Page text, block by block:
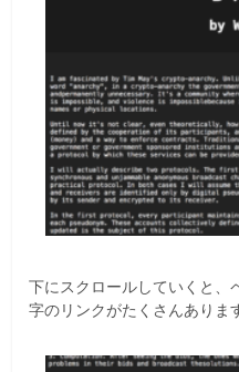
下にスクロールしていくと、
字のリンクがたくさんありま